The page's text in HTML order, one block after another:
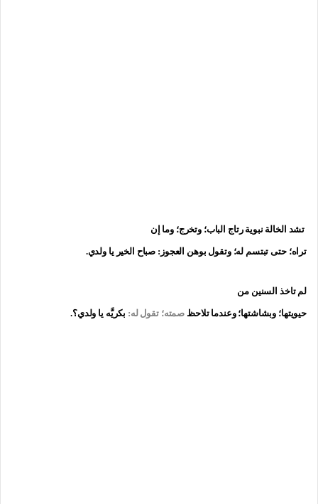
تشد الخالة نبوية رتاج الباب؛ وتخرج؛ وما إن
تراه؛ حتى تبتسم له؛ وتقول بوهن العجوز: صباح الخير يا ولدي.
لم تاخذ السنين من
حيويتها؛ وبشاشتها؛ وعندما تلاحظ صمته؛ تقول له: بكريَّه يا ولدي؟.